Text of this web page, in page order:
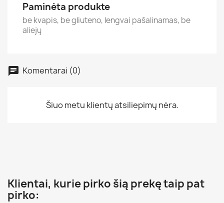
Paminėta produkte
be kvapis, be gliuteno, lengvai pašalinamas, be
aliejų
Komentarai (0)
Šiuo metu klientų atsiliepimų nėra.
Klientai, kurie pirko šią prekę taip pat
pirko: